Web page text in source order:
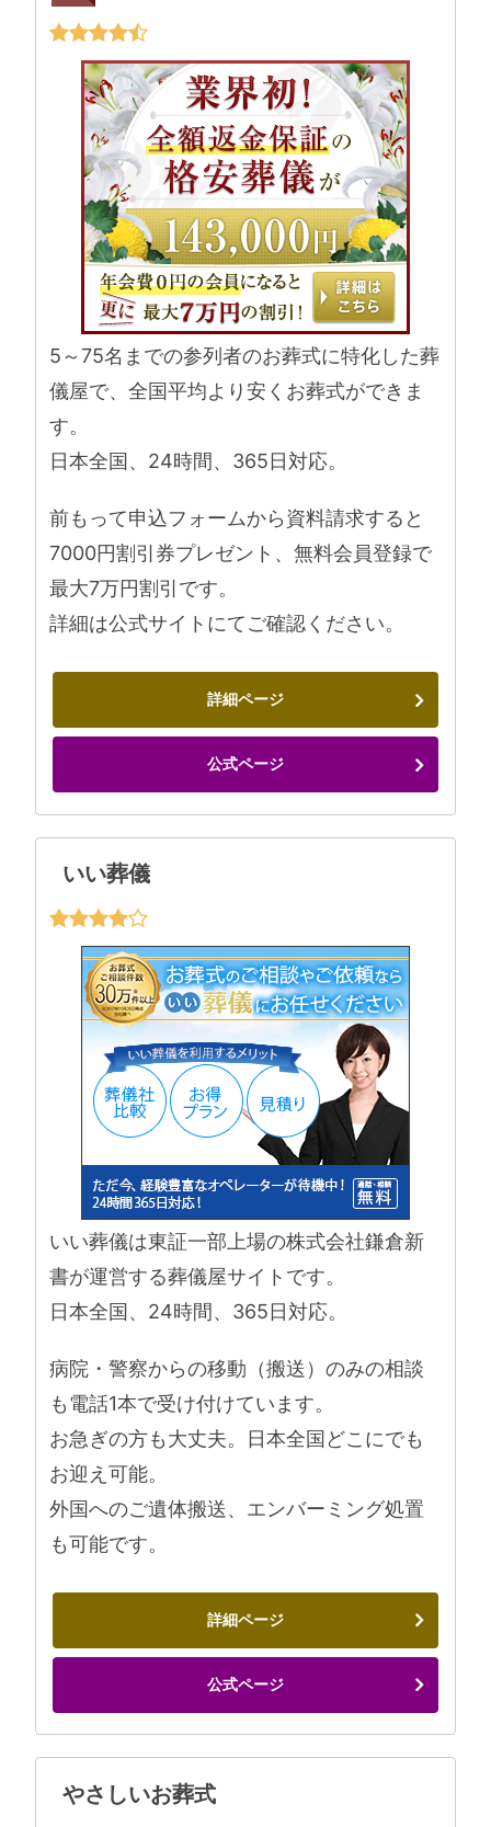
5～75名までの参列者のお葬式に特化した葬
儀屋で、全国平均より安くお葬式ができま
す。
日本全国、24時間、365日対応。
前もって申込フォームから資料請求すると
7000円割引券プレゼント、無料会員登録で
最大7万円割引です。
詳細は公式サイトにてご確認ください。
詳細ページ
公式ページ
いい葬儀
いい葬儀は東証一部上場の株式会社鎌倉新
書が運営する葬儀屋サイトです。
日本全国、24時間、365日対応。
病院・警察からの移動（搬送）のみの相談
も電話1本で受け付けています。
お急ぎの方も大丈夫。日本全国どこにでも
お迎え可能。
外国へのご遺体搬送、エンバーミング処置
も可能です。
詳細ページ
公式ページ
やさしいお葬式